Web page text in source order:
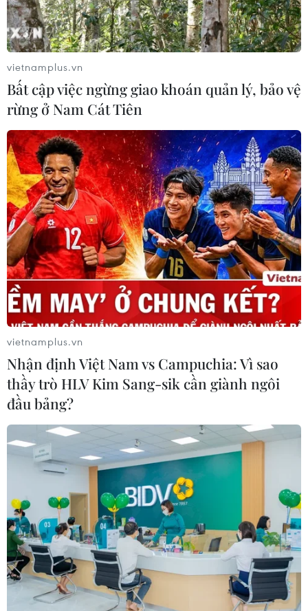
Tổ chức trọng thể lễ viếng 13 cán bộ, chiến
sỹ hy sinh ở Rào Trăng 3
18/10/2020 03:18
Phó Thủ tướng Chính phủ Trịnh Đình Dũng dẫn đầu
Đoàn đại biểu lãnh đạo Đảng, Nhà nước, Chính phủ,
Quốc hội đã vào viếng 13 cán bộ, chiến sỹ hy sinh khi
làm nhiệm vụ cứu nạn tại Rào Trăng 3.
Đưa tiễn các cán bộ, chiến sỹ hy
sinh ở Rào Trăng 3 về với đất mẹ
18/10/2020 06:47
Đúng 11 giờ ngày 18/10, Lễ truy điệu và đưa tang 13 cán
bộ, chiến sỹ đã hy sinh trong thực hiện nhiệm vụ cứu hộ,
vietnamplus.vn
Bất cập việc ngừng giao khoán quản lý, bảo vệ
rừng ở Nam Cát Tiên
vietnamplus.vn
Nhận định Việt Nam vs Campuchia: Vì sao
thầy trò HLV Kim Sang-sik cần giành ngôi
đầu bảng?